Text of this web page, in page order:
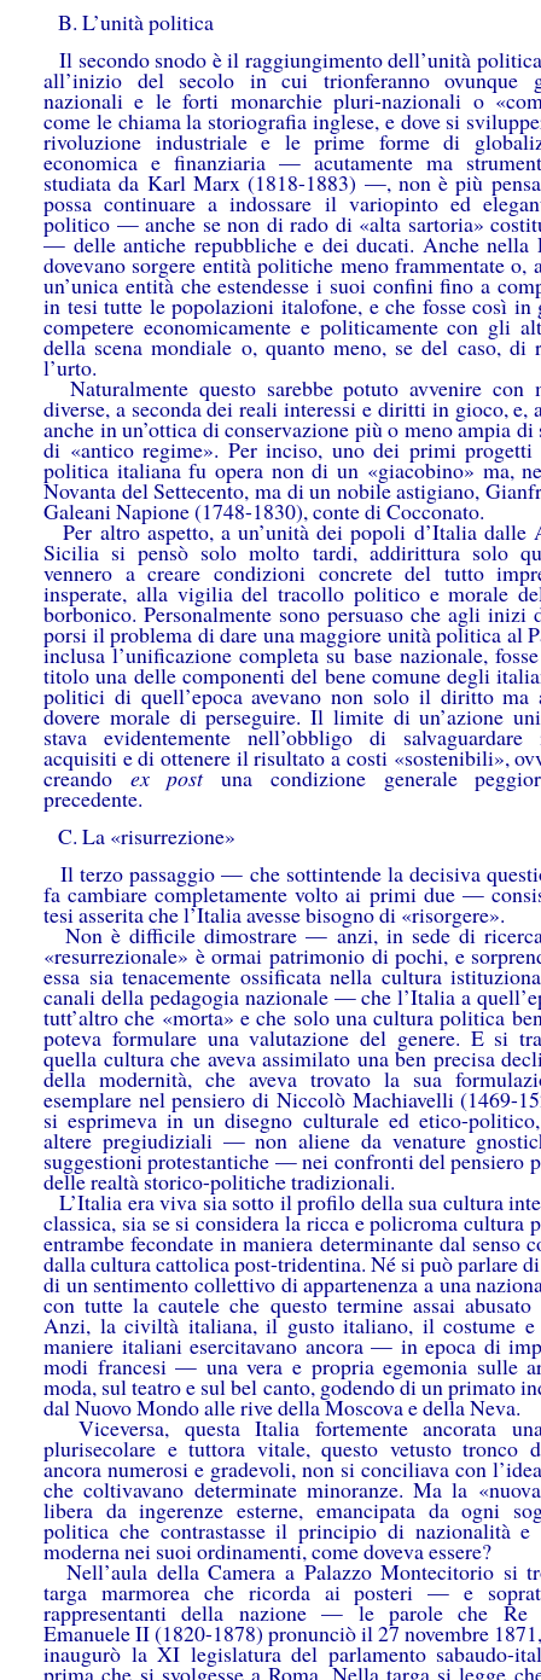
B. L’unità politica
Il secondo snodo è il raggiungimento dell’unità
all’inizio del secolo in cui trionferanno ovunque
nazionali e le forti monarchie pluri-nazionali o
come le chiama la storiografia inglese, e dove si
rivoluzione industriale e le prime forme di
economica e finanziaria — acutamente ma
studiata da Karl Marx (1818-1883) —, non è più
possa continuare a indossare il variopinto ed
politico — anche se non di rado di «alta sartoria»
— delle antiche repubbliche e dei ducati. Anche nella
dovevano sorgere entità politiche meno frammentate o,
un’unica entità che estendesse i suoi confini fino a
in tesi tutte le popolazioni italofone, e che fosse così in
competere economicamente e politicamente con gli
della scena mondiale o, quanto meno, se del caso, di
l’urto.
Naturalmente questo sarebbe potuto avvenire con
diverse, a seconda dei reali interessi e diritti in gioco, e,
anche in un’ottica di conservazione più o meno ampia di
di «antico regime». Per inciso, uno dei primi
politica italiana fu opera non di un «giacobino» ma,
Novanta del Settecento, ma di un nobile astigiano,
Galeani Napione (1748-1830), conte di Cocconato.
Per altro aspetto, a un’unità dei popoli d’Italia dalle
Sicilia si pensò solo molto tardi, addirittura solo
vennero a creare condizioni concrete del tutto
insperate, alla vigilia del tracollo politico e morale
borbonico. Personalmente sono persuaso che agli inizi
porsi il problema di dare una maggiore unità politica al
inclusa l’unificazione completa su base nazionale,
titolo una delle componenti del bene comune degli
politici di quell’epoca avevano non solo il diritto ma
dovere morale di perseguire. Il limite di un’azione
stava evidentemente nell’obbligo di
acquisiti e di ottenere il risultato a costi «sostenibili»,
creando ex postuna condizione generale
precedente.
C. La «risurrezione»
Il terzo passaggio — che sottintende la decisiva
fa cambiare completamente volto ai primi due —
tesi asserita che l’Italia avesse bisogno di «risorgere».
Non è difficile dimostrare — anzi, in sede di
«resurrezionale» è ormai patrimonio di pochi, e
essa sia tenacemente ossificata nella cultura
canali della pedagogia nazionale — che l’Italia a
tutt’altro che «morta» e che solo una cultura politica
poteva formulare una valutazione del genere. E si
quella cultura che aveva assimilato una ben precisa
della modernità, che aveva trovato la sua
esemplare nel pensiero di Niccolò Machiavelli (1469-
si esprimeva in un disegno culturale ed etico-
altere pregiudiziali — non aliene da venature
suggestioni protestantiche — nei confronti del pensiero
delle realtà storico-politiche tradizionali.
L’Italia era viva sia sotto il profilo della sua cultura
classica, sia se si considera la ricca e policroma cultura
entrambe fecondate in maniera determinante dal senso
dalla cultura cattolica post-tridentina. Né si può parlare di
di un sentimento collettivo di appartenenza a una
con tutte la cautele che questo termine assai abusato
Anzi, la civiltà italiana, il gusto italiano, il costume
maniere italiani esercitavano ancora — in epoca di
modi francesi — una vera e propria egemonia sulle
moda, sul teatro e sul bel canto, godendo di un primato
dal Nuovo Mondo alle rive della Moscova e della Neva.
Viceversa, questa Italia fortemente ancorata
plurisecolare e tuttora vitale, questo vetusto tronco
ancora numerosi e gradevoli, non si conciliava con
che coltivavano determinate minoranze. Ma la
libera da ingerenze esterne, emancipata da ogni
politica che contrastasse il principio di nazionalità e
moderna nei suoi ordinamenti, come doveva essere?
Nell’aula della Camera a Palazzo Montecitorio si
targa marmorea che ricorda ai posteri — e
rappresentanti della nazione — le parole che Re
Emanuele II (1820-1878) pronunciò il 27 novembre
inaugurò la XI legislatura del parlamento sabaudo-
prima che si svolgesse a Roma. Nella targa si legge